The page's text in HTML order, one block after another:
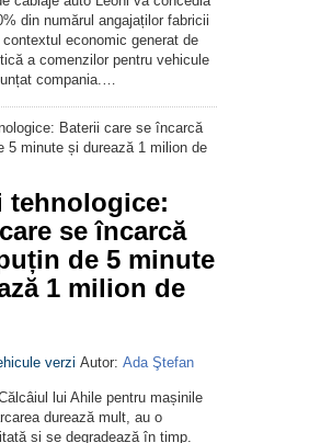
din numărul angajaților fabricii
economic generat de
a comenzilor pentru vehicule
compania.…
tehnologice:
se încarcă
de 5 minute
1 milion de
verzi Autor: Ada Ştefan
lui Ahile pentru mașinile
durează mult, au o
și se degradează în timp.